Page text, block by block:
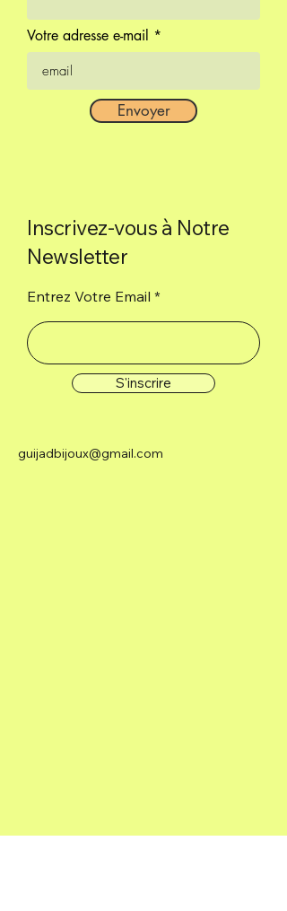
heures
Nettoyage • harmonie
Votre adresse e-mail
Envoyer
Inscrivez-vous à Notre
Newsletter
Entrez Votre Email
S'inscrire
guijadbijoux@gmail.com